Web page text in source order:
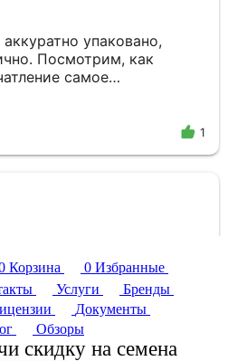
Корзина 0 Избранные
Услуги
Бренды
Документы
Обзоры
скидку на семена